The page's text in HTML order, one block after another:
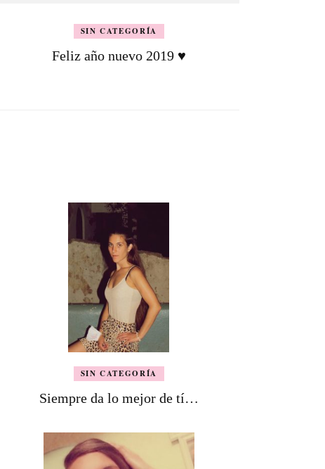
SIN CATEGORÍA
Feliz año nuevo 2019 ♥
SIN CATEGORÍA
Siempre da lo mejor de tí…